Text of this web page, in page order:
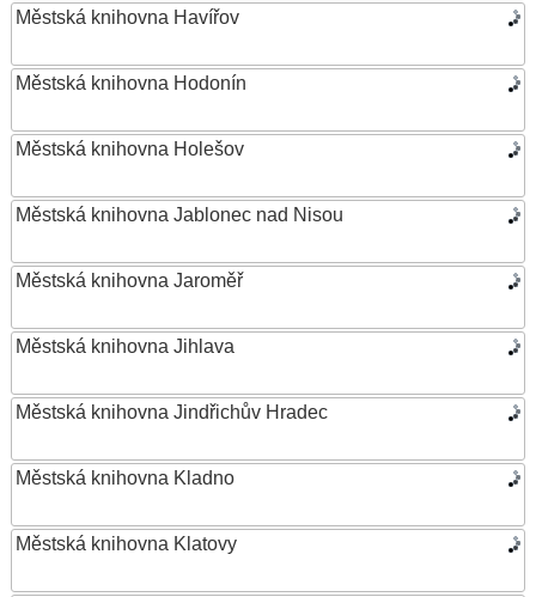
Městská knihovna Havířov
Městská knihovna Hodonín
Městská knihovna Holešov
Městská knihovna Jablonec nad Nisou
Městská knihovna Jaroměř
Městská knihovna Jihlava
Městská knihovna Jindřichův Hradec
Městská knihovna Kladno
Městská knihovna Klatovy